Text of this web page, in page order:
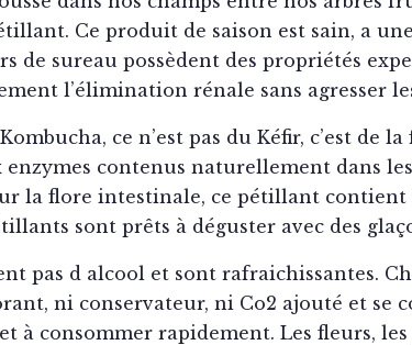
Ce produit de saison est sain, a
de sureau possèdent des propriétés
l’élimination rénale sans agresser
Kombucha, ce n’est pas du Kéfir, c’est
enzymes contenus naturellement dans
la flore intestinale, ce pétillant contient
sont prêts à déguster avec des
pas d alcool et sont rafraichissantes.
ni conservateur, ni Co2 ajouté et se
à consommer rapidement. Les fleurs,